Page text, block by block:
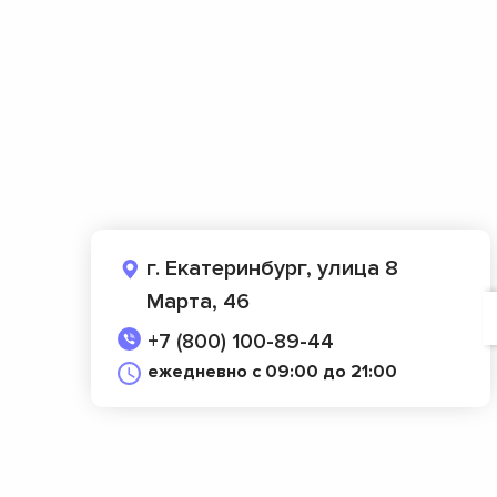
г. Екатеринбург, улица 8
Марта, 46
+7 (800) 100-89-44
ежедневно с 09:00 до 21:00